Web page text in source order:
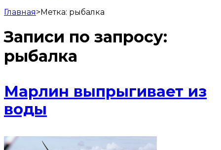
Главная>Метка: рыбалка
Записи по запросу:
рыбалка
Марлин выпрыгивает из
воды